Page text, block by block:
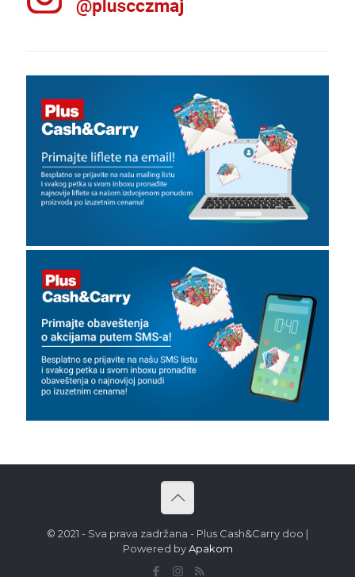
© 2021 - Sva prava zadržana - Plus Cash&Carry doo |
Powered byApakom